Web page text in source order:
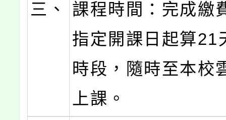
三、
課程時間：完成繳
指定開課日起算21
時段，隨時至本校
上課。